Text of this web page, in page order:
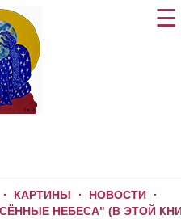
КАРТИНЫ
НОВОСТИ
НЕБЕСА" (В ЭТОЙ